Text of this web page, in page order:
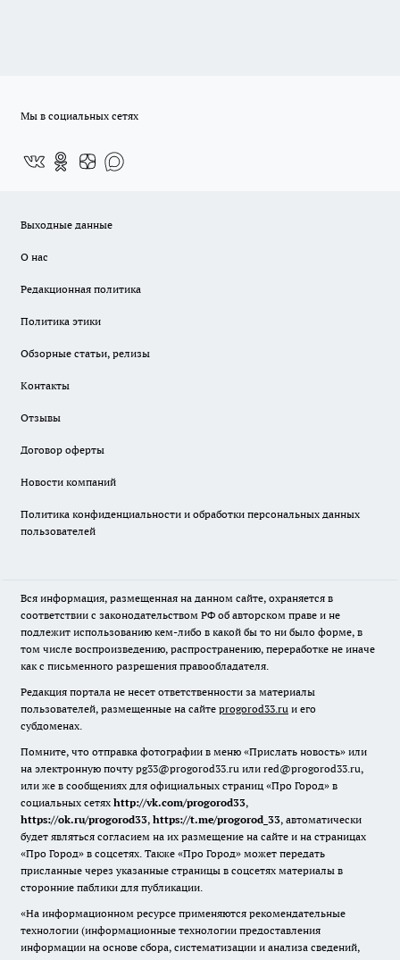
Мы в социальных сетях
Выходные данные
О нас
Редакционная политика
Политика этики
Обзорные статьи, релизы
Контакты
Отзывы
Договор оферты
Новости компаний
Политика конфиденциальности и обработки персональных данных
пользователей
Вся информация, размещенная на данном сайте, охраняется в
соответствии с законодательством РФ об авторском праве и не
подлежит использованию кем-либо в какой бы то ни было форме, в
том числе воспроизведению, распространению, переработке не иначе
как с письменного разрешения правообладателя.
Редакция портала не несет ответственности за материалы
пользователей, размещенные на сайте progorod33.ru и его
субдоменах.
Помните, что отправка фотографии в меню «Прислать новость» или
на электронную почту pg33@progorod33.ru или red@progorod33.ru,
или же в сообщениях для официальных страниц «Про Город» в
социальных сетях http://vk.com/progorod33,
https://ok.ru/progorod33, https://t.me/progorod_33, автоматически
будет являться согласием на их размещение на сайте и на страницах
«Про Город» в соцсетях. Также «Про Город» может передать
присланные через указанные страницы в соцсетях материалы в
сторонние паблики для публикации.
«На информационном ресурсе применяются рекомендательные
технологии (информационные технологии предоставления
информации на основе сбора, систематизации и анализа сведений,